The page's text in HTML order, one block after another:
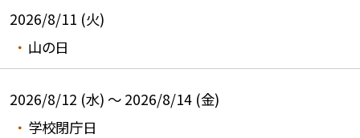
2026/8/11 (火)
山の日
2026/8/12 (水) ～ 2026/8/14 (金)
学校閉庁日